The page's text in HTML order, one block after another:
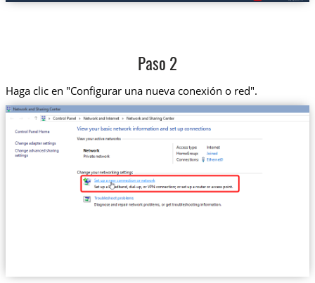
Paso 2
Haga clic en "Configurar una nueva conexión o red".